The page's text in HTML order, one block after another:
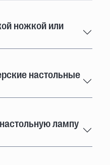
ножкой или
настольные
лампу